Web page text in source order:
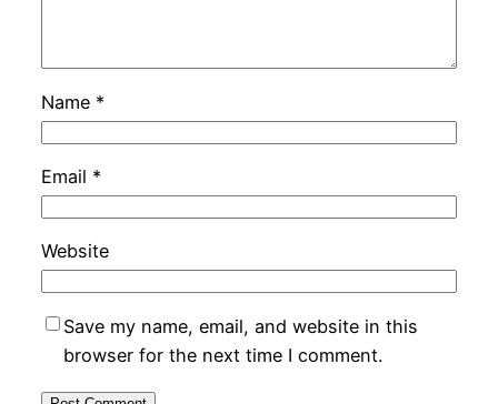
Name *
Email *
Website
Save my name, email, and website in this
browser for the next time I comment.